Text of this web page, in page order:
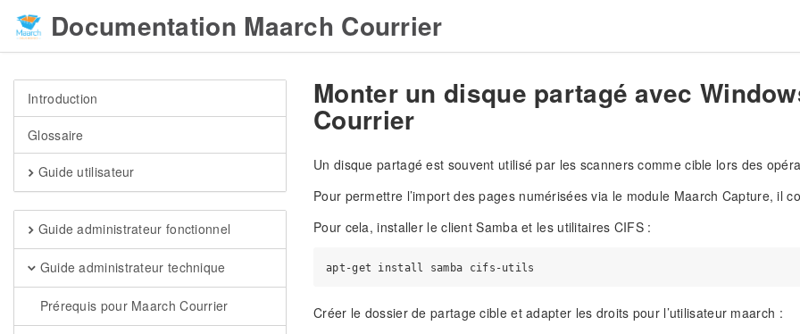
Documentation Maarch Courrier
Introduction
Glossaire
Guide utilisateur
Guide administrateur fonctionnel
Guide administrateur technique
Prérequis pour Maarch Courrier
Monter un disque partagé avec
Courrier
Un disque partagé est souvent utilisé par les scanners comme cible lors des
Pour permettre l’import des pages numérisées via le module Maarch Capture, il
Pour cela, installer le client Samba et les utilitaires CIFS :
Créer le dossier de partage cible et adapter les droits pour l’utilisateur maarch :